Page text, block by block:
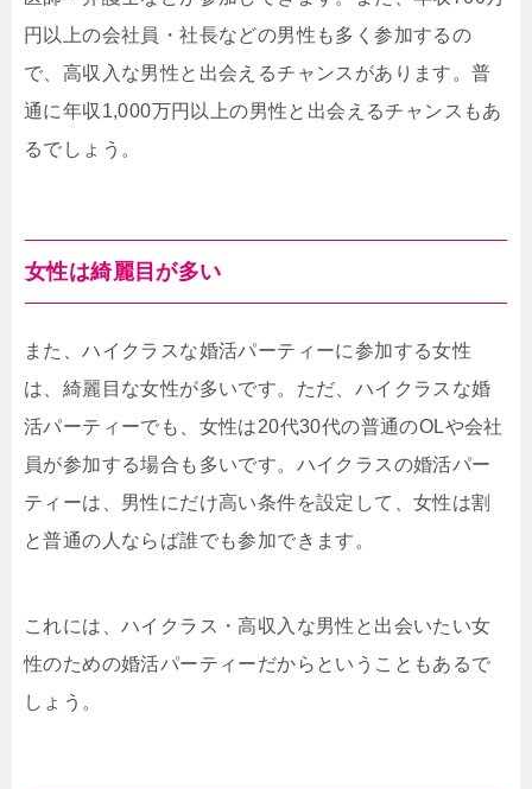
円以上の会社員・社長などの男性も多く参加するの
で、高収入な男性と出会えるチャンスがあります。普
通に年収1,000万円以上の男性と出会えるチャンスもあ
るでしょう。
女性は綺麗目が多い
また、ハイクラスな婚活パーティーに参加する女性
は、綺麗目な女性が多いです。ただ、ハイクラスな婚
活パーティーでも、女性は20代30代の普通のOLや会社
員が参加する場合も多いです。ハイクラスの婚活パー
ティーは、男性にだけ高い条件を設定して、女性は割
と普通の人ならば誰でも参加できます。
これには、ハイクラス・高収入な男性と出会いたい女
性のための婚活パーティーだからということもあるで
しょう。